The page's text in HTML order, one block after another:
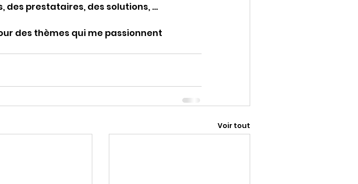
des prestataires, des solutions, ...
des thèmes qui me passionnent
Voir tout